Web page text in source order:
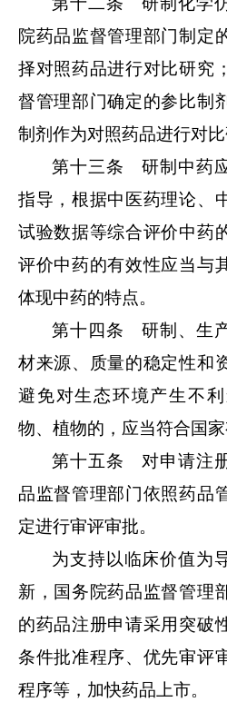
院药品监督管理部门制定
择对照药品进行对比研究
督管理部门确定的参比制
制剂作为对照药品进行对比
第十三条 研制中药
指导，根据中医药理论、
试验数据等综合评价中药
评价中药的有效性应当与
体现中药的特点。
第十四条 研制、生
材来源、质量的稳定性和
避免对生态环境产生不
物、植物的，应当符合国家
第十五条 对申请注
品监督管理部门依照药品
定进行审评审批。
为支持以临床价值为
新，国务院药品监督管理
的药品注册申请采用突破
条件批准程序、优先审评
程序等，加快药品上市。